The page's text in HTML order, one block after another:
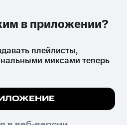
ПРИЛОЖЕНИЕ
причиняет вред здоровью,
и влечёт установленную
на сайте все
плейлисты,
миксами теперь